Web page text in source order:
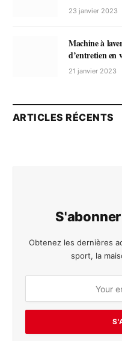
23 janvier 2023
Machine à
d’entretien en
21 janvier 2023
ARTICLES RÉCENTS
Obtenez les dernières
sport, la